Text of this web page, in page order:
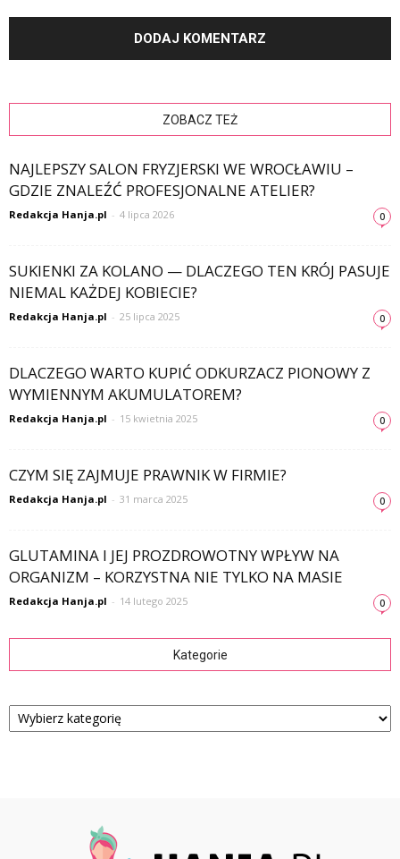
ZOBACZ TEŻ
NAJLEPSZY SALON FRYZJERSKI WE WROCŁAWIU –
GDZIE ZNALEŹĆ PROFESJONALNE ATELIER?
Redakcja Hanja.pl - 4 lipca 2026 0
SUKIENKI ZA KOLANO — DLACZEGO TEN KRÓJ PASUJE
NIEMAL KAŻDEJ KOBIECIE?
Redakcja Hanja.pl - 25 lipca 2025 0
DLACZEGO WARTO KUPIĆ ODKURZACZ PIONOWY Z
WYMIENNYM AKUMULATOREM?
Redakcja Hanja.pl - 15 kwietnia 2025 0
CZYM SIĘ ZAJMUJE PRAWNIK W FIRMIE?
Redakcja Hanja.pl - 31 marca 2025 0
GLUTAMINA I JEJ PROZDROWOTNY WPŁYW NA
ORGANIZM – KORZYSTNA NIE TYLKO NA MASIE
Redakcja Hanja.pl - 14 lutego 2025 0
Kategorie
Kategorie